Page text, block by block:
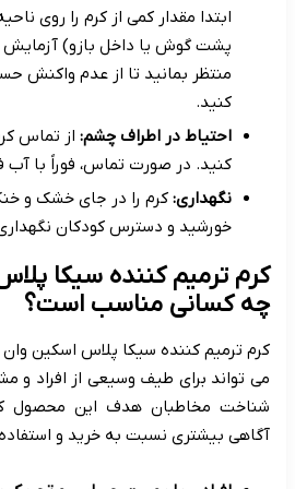
ابتدا مقدار کمی از کرم را روی
منتظر بمانید تا از عدم واکنش
کنید.
احتیاط در اطراف چشم: از تماس
کنید. در صورت تماس، فوراً با
نگهداری: کرم را در جای خشک و
خورشید و دسترس کودکان
کرم ترمیم کننده سیکا
چه کسانی مناسب است؟
کرم ترمیم کننده سیکا پلاس اسکین
می تواند برای طیف وسیعی از افراد و
شناخت مخاطبان هدف این محصول
آگاهی بیشتری نسبت به خرید و استفاده